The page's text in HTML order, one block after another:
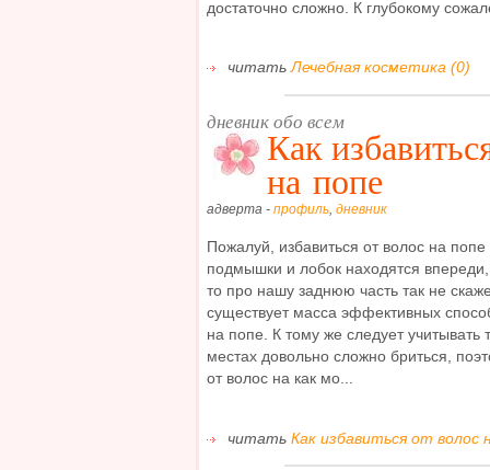
достаточно сложно. К глубокому
читатьЛечебная косметика (0)
дневник обо всем
Как
на попе
адверта - профиль, дневник
Пожалуй, избавиться от волос на
подмышки и лобок находятся впереди,
то про нашу заднюю часть так не
существует масса эффективных
на попе. К тому же следует учитывать
местах довольно сложно бриться,
от волос на как мо...
читать Как избавиться от волос